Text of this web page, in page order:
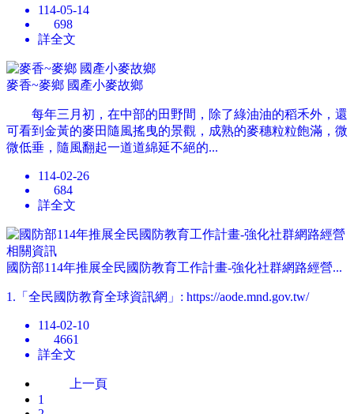
114-05-14
698
詳全文
麥香~麥鄉 國產小麥故鄉
每年三月初，在中部的田野間，除了綠油油的稻禾外，還
可看到金黃的麥田隨風搖曳的景觀，成熟的麥穗粒粒飽滿，微
微低垂，隨風翻起一道道綿延不絕的...
114-02-26
684
詳全文
國防部114年推展全民國防教育工作計畫-強化社群網路經營...
1.「全民國防教育全球資訊網」: https://aode.mnd.gov.tw/
114-02-10
4661
詳全文
上一頁
1